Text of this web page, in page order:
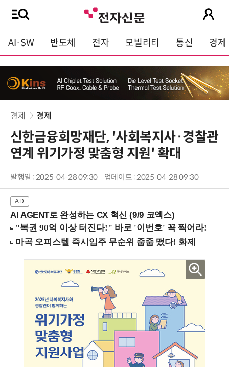
AI·SW 반도체 전자 모빌리티 통신 경제
경제 경제
신한금융희망재단, '사회복지사·경찰관
연계 위기가정 맞춤형 지원' 확대
발행일 : 2025-04-28 09:30 업데이트 : 2025-04-28 09:30
AI AGENT로 완성하는 CX 혁신 (9/9 코엑스)